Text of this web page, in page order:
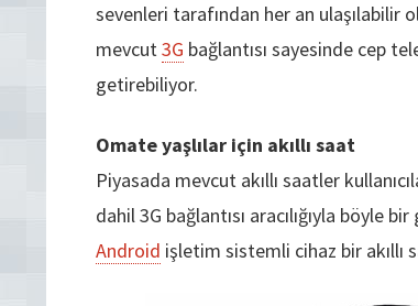
sevenleri tarafından her an ulaşılabilir
mevcut3G bağlantısı sayesinde cep
getirebiliyor.
Omate yaşlılar için akıllı saat
Piyasada mevcut akıllı saatler
dahil 3G bağlantısı aracılığıyla böyle
Android işletim sistemli cihaz bir akıllı